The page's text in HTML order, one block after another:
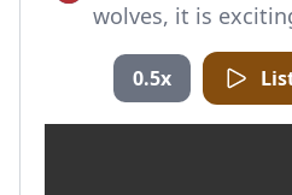
wolves, it is
0.5x